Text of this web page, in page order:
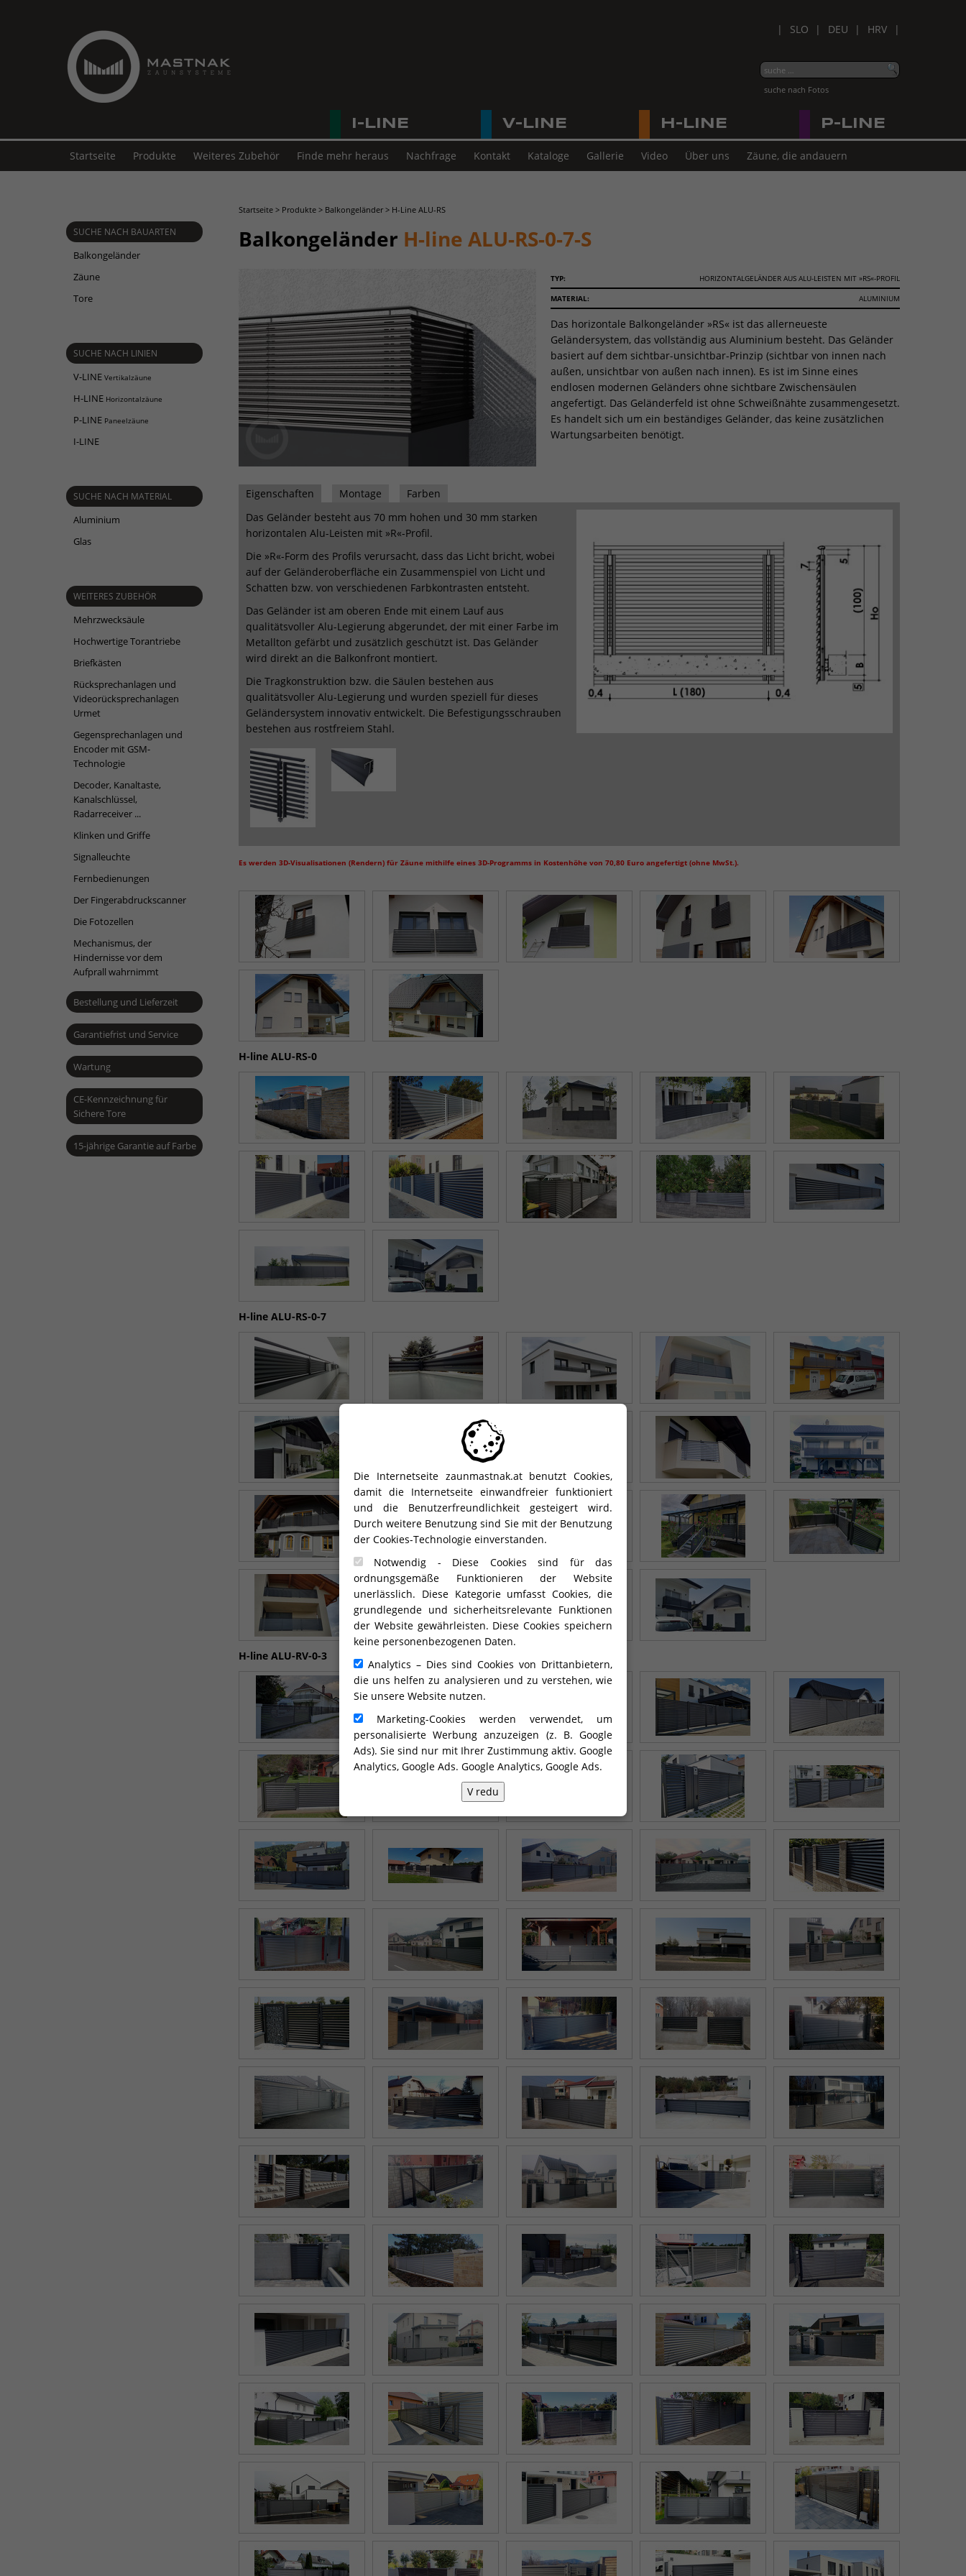
Die Internetseite zaunmastnak.at benutzt Cookies,
damit die Internetseite einwandfreier funktioniert
und die Benutzerfreundlichkeit gesteigert wird.
Durch weitere Benutzung sind Sie mit der Benutzung
der Cookies-Technologie einverstanden.
Notwendig - Diese Cookies sind für das
ordnungsgemäße Funktionieren der Website
unerlässlich. Diese Kategorie umfasst Cookies, die
grundlegende und sicherheitsrelevante Funktionen
der Website gewährleisten. Diese Cookies speichern
keine personenbezogenen Daten.
Analytics – Dies sind Cookies von Drittanbietern,
die uns helfen zu analysieren und zu verstehen, wie
Sie unsere Website nutzen.
Marketing-Cookies werden verwendet, um
personalisierte Werbung anzuzeigen (z. B. Google
Ads). Sie sind nur mit Ihrer Zustimmung aktiv. Google
Analytics, Google Ads. Google Analytics, Google Ads.
V redu
SLO DEU HRV
suche nach Fotos
I-LINE V-LINE H-LINE P-LINE
Startseite Produkte Weiteres Zubehör Finde mehr heraus Nachfrage Kontakt Kataloge Gallerie Video Über uns Zäune, die andauern
SUCHE NACH BAUARTEN
Balkongeländer
Zäune
Tore
SUCHE NACH LINIEN
V-LINE Vertikalzäune
H-LINE Horizontalzäune
P-LINE Paneelzäune
I-LINE
SUCHE NACH MATERIAL
Aluminium
Glas
WEITERES ZUBEHÖR
Mehrzwecksäule
Hochwertige Torantriebe
Briefkästen
Rücksprechanlagen und
Videorücksprechanlagen
Urmet
Gegensprechanlagen und
Encoder mit GSM-
Technologie
Decoder, Kanaltaste,
Kanalschlüssel,
Radarreceiver ...
Klinken und Griffe
Signalleuchte
Fernbedienungen
Der Fingerabdruckscanner
Die Fotozellen
Mechanismus, der
Hindernisse vor dem
Aufprall wahrnimmt
Bestellung und Lieferzeit
Garantiefrist und Service
Wartung
CE-Kennzeichnung für
Sichere Tore
15-jährige Garantie auf Farbe
Startseite > Produkte > Balkongeländer > H-Line ALU-RS
Balkongeländer H-line ALU-RS-0-7-S
TYP:
HORIZONTALGELÄNDER AUS ALU-LEISTEN MIT »RS«-PROFIL
MATERIAL:
ALUMINIUM
Das horizontale Balkongeländer »RS« ist das allerneueste
Geländersystem, das vollständig aus Aluminium besteht. Das Geländer
basiert auf dem sichtbar-unsichtbar-Prinzip (sichtbar von innen nach
außen, unsichtbar von außen nach innen). Es ist im Sinne eines
endlosen modernen Geländers ohne sichtbare Zwischensäulen
angefertigt. Das Geländerfeld ist ohne Schweißnähte zusammengesetzt.
Es handelt sich um ein beständiges Geländer, das keine zusätzlichen
Wartungsarbeiten benötigt.
Eigenschaften Montage
Farben
Das Geländer besteht aus 70 mm hohen und 30 mm starken
horizontalen Alu-Leisten mit »R«-Profil.
Die »R«-Form des Profils verursacht, dass das Licht bricht, wobei
auf der Geländeroberfläche ein Zusammenspiel von Licht und
Schatten bzw. von verschiedenen Farbkontrasten entsteht.
Das Geländer ist am oberen Ende mit einem Lauf aus
qualitätsvoller Alu-Legierung abgerundet, der mit einer Farbe im
Metallton gefärbt und zusätzlich geschützt ist. Das Geländer
wird direkt an die Balkonfront montiert.
Die Tragkonstruktion bzw. die Säulen bestehen aus
qualitätsvoller Alu-Legierung und wurden speziell für dieses
Geländersystem innovativ entwickelt. Die Befestigungsschrauben
bestehen aus rostfreiem Stahl.
Es werden 3D-Visualisationen (Rendern) für Zäune mithilfe eines 3D-Programms in Kostenhöhe von 70,80 Euro angefertigt (ohne MwSt.).
H-line ALU-RS-0
H-line ALU-RS-0-7
H-line ALU-RV-0-3